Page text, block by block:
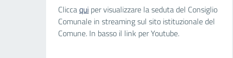
Cliccaqui per visualizzare la seduta del Consiglio
Comunale in streaming sul sito istituzionale del
Comune. In basso il link per Youtube.